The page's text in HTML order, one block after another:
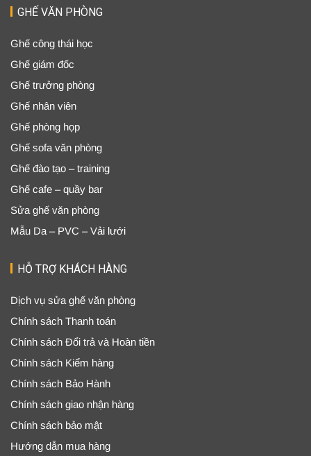
GHẾ VĂN PHÒNG
Ghế công thái học
Ghế giám đốc
Ghế trưởng phòng
Ghế nhân viên
Ghế phòng họp
Ghế sofa văn phòng
Ghế đào tạo – training
Ghế cafe – quầy bar
Sửa ghế văn phòng
Mẫu Da – PVC – Vải lưới
HỖ TRỢ KHÁCH HÀNG
Dịch vụ sửa ghế văn phòng
Chính sách Thanh toán
Chính sách Đổi trả và Hoàn tiền
Chính sách Kiểm hàng
Chính sách Bảo Hành
Chính sách giao nhận hàng
Chính sách bảo mật
Hướng dẫn mua hàng